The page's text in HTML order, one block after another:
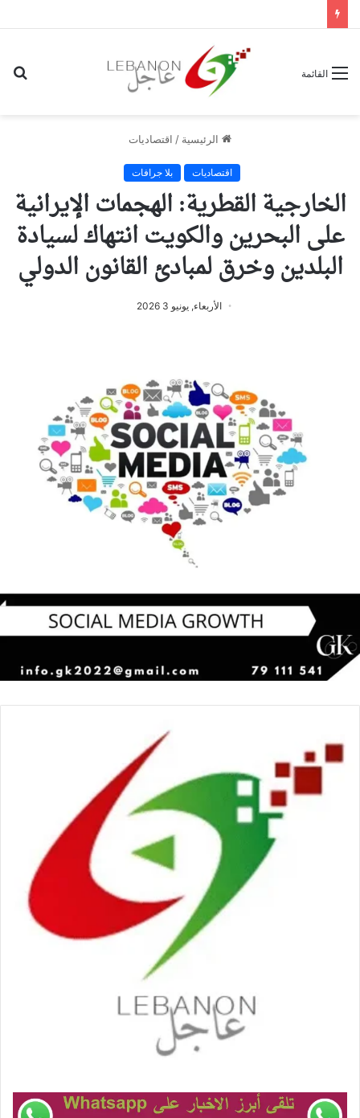
القائمة
الرئيسية / اقتصاديات
اقتصاديات بلا جرافات
الخارجية القطرية: الهجمات الإيرانية
على البحرين والكويت انتهاك لسيادة
البلدين وخرق لمبادئ القانون الدولي
الأربعاء, يونيو 3 2026